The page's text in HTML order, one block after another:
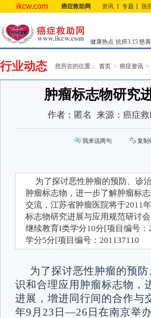
ikcw.com 癌症救助网 资讯 专题 医
健康热点 抗癌3.15 慈
行业动态 您所在的位置： 首页 癌症资讯
肿瘤标志物研究
作者： 匿名 来源： 癌症救
我来说两句 复制
为了探讨恶性肿瘤的预防、诊
肿瘤标志物，进一步了解肿瘤标
交流，江苏省肿瘤医院将于2011
标志物研究进展与应用规范研讨
继续教育I类学分10分[项目编号
学分5分[项目编号：201137110
为了探讨恶性肿瘤的预
识和合理应用肿瘤标志物，
进展，增进同行间的合作与
年9月23日―26日在南京举